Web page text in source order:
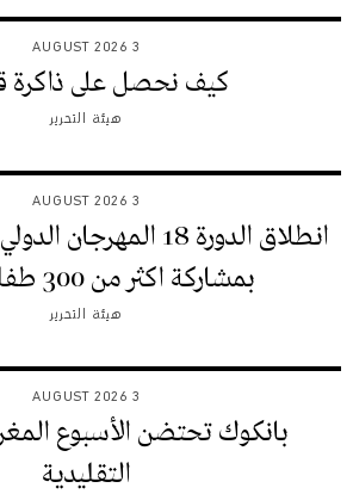
3 AUGUST 2026
كيف نحصل على ذاكرة
هيئة التحرير
3 AUGUST 2026
انطلاق الدورة 18
بمشاركة اكثر من 300 طفلة وطفل
هيئة التحرير
3 AUGUST 2026
بانكوك تحتضن الأسبوع
التقليدية